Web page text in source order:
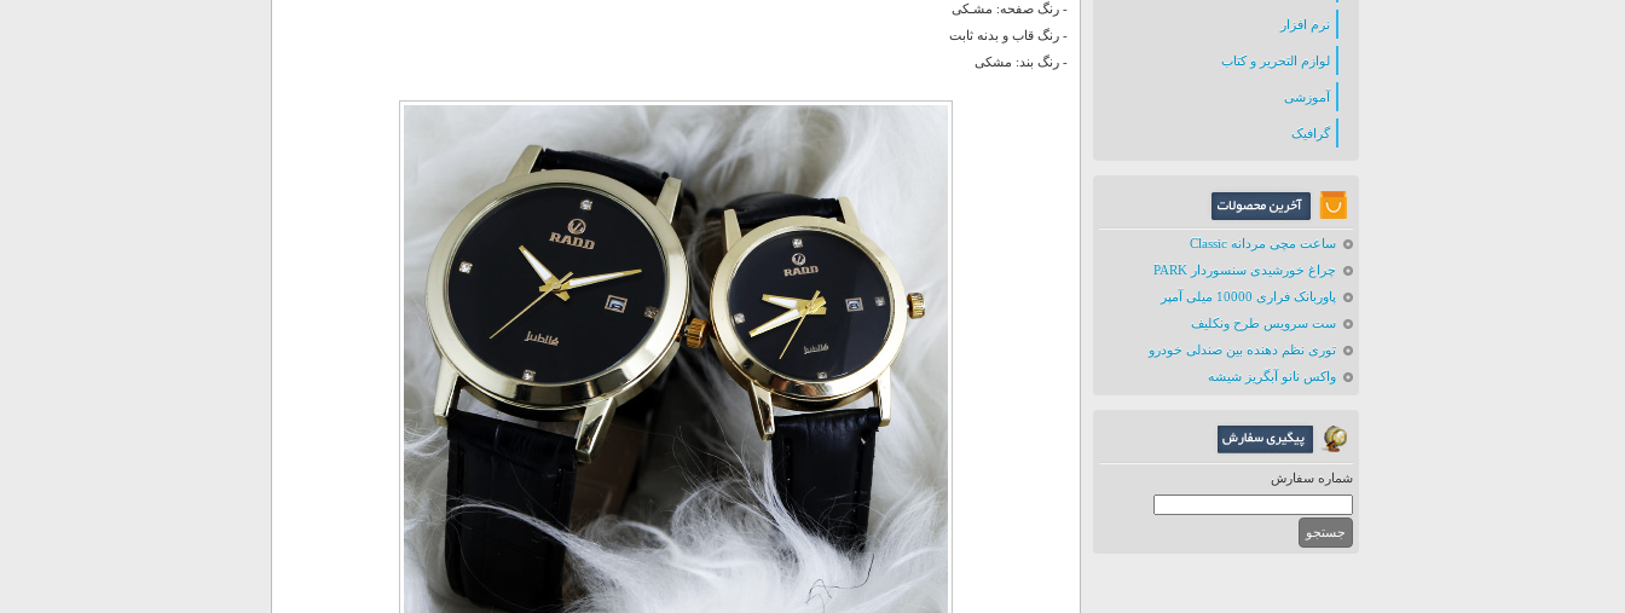
نرم افزار
لوازم التحریر و کتاب
آموزشی
گرافیک
ساعت مچی مردانه Classic
چراغ خورشیدی سنسوردار PARK
پاوربانک فراری 10000 میلی آمپر
ست سرویس طرح ونکلیف
توری نظم دهنده بین صندلی خودرو
واکس نانو آبگریز شیشه
شماره سفارش
- رنگ صفحه: مشـکی
- رنگ قاب و بدنه ثابت
- رنگ بند: مشکی